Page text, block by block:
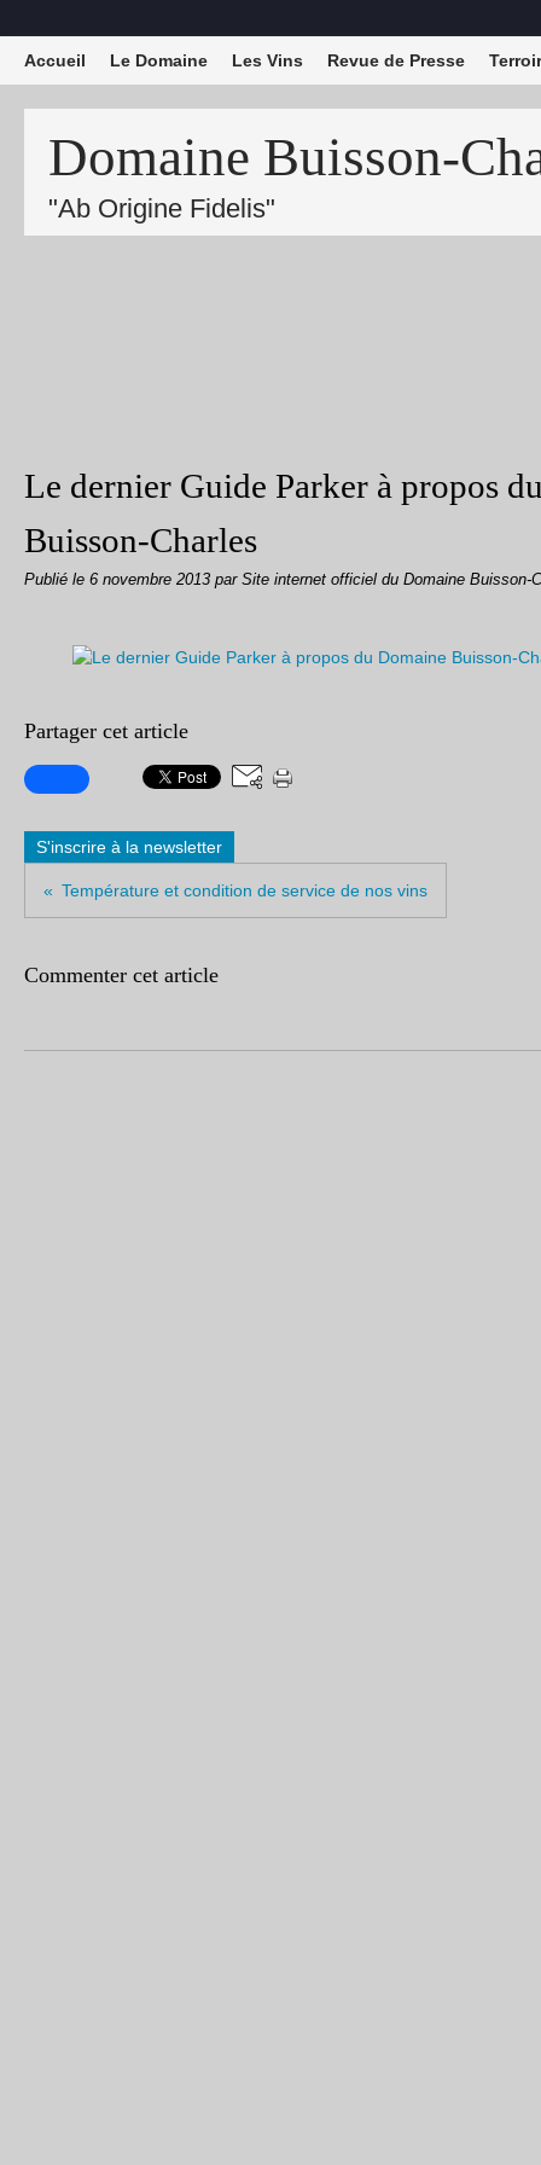
Domaine Buisson-
"Ab Origine Fidelis"
Accueil Le Domaine Les Vins Revue de Presse
Le dernier Guide Parker à propos
Buisson-Charles
Publié le 6 novembre 2013 par Site internet officiel du Domaine Buisson-
Partager cet article
S'inscrire à la newsletter
Température et condition de service de nos vins
Commenter cet article